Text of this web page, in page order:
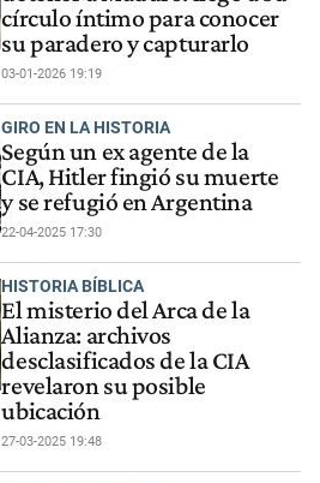
círculo íntimo para conocer
su paradero y capturarlo
03-01-2026 19:19
GIRO EN LA HISTORIA
Según un ex agente de la
CIA, Hitler fingió su muerte
y se refugió en Argentina
22-04-2025 17:30
HISTORIA BÍBLICA
El misterio del Arca de la
Alianza: archivos
desclasificados de la CIA
revelaron su posible
ubicación
27-03-2025 19:48